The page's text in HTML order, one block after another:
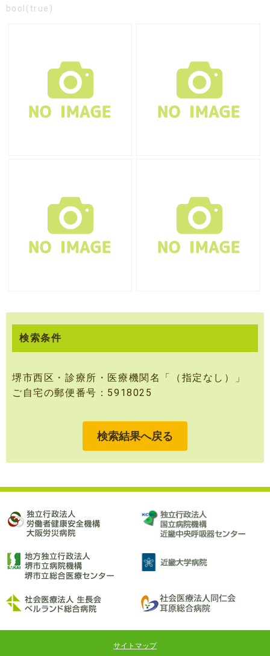
bool(true)
検索条件
検索結果へ戻る
堺市西区・診療所・医療機関名「（指定なし）」
ご自宅の郵便番号：5918025
サイトマップ